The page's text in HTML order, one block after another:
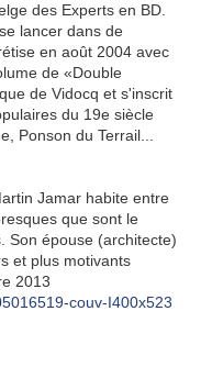
des Experts en BD.
lancer dans de
en août 2004 avec
de «Double
de Vidocq et s'inscrit
du 19e siècle
Ponson du Terrail...
Jamar habite entre
que sont le
Son épouse (architecte)
et plus motivants
2013